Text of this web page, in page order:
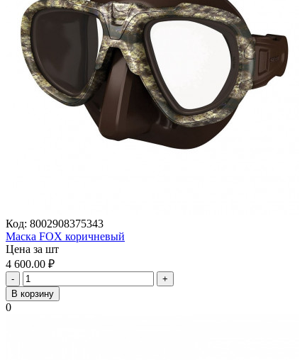
Код: 8002908375343
Маска FOX коричневый
Цена за шт
4 600.00 ₽
-
+
В корзину
0